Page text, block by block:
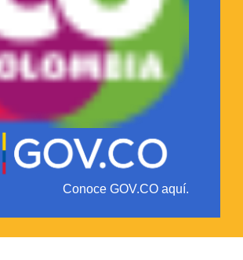
Conoce GOV.CO aquí.